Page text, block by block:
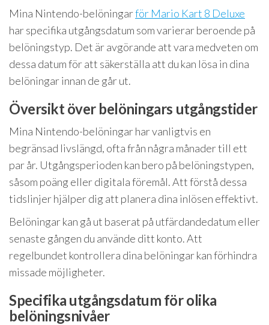
Mina Nintendo-belöningarför Mario Kart 8 Deluxe
har specifika utgångsdatum som varierar beroende på
belöningstyp. Det är avgörande att vara medveten om
dessa datum för att säkerställa att du kan lösa in dina
belöningar innan de går ut.
Översikt över belöningars utgångstider
Mina Nintendo-belöningar har vanligtvis en
begränsad livslängd, ofta från några månader till ett
par år. Utgångsperioden kan bero på belöningstypen,
såsom poäng eller digitala föremål. Att förstå dessa
tidslinjer hjälper dig att planera dina inlösen effektivt.
Belöningar kan gå ut baserat på utfärdandedatum eller
senaste gången du använde ditt konto. Att
regelbundet kontrollera dina belöningar kan förhindra
missade möjligheter.
Specifika utgångsdatum för olika
belöningsnivåer